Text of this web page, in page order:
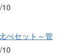
10
べセット～管
10